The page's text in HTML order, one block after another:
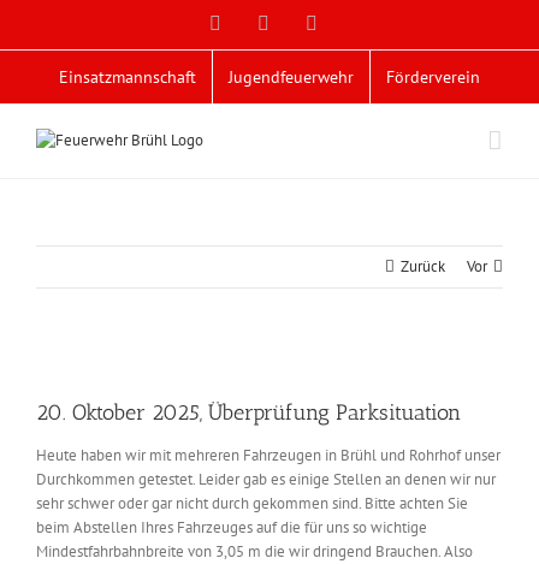
Facebook
Einsatzmannschaft Jugendfeuerwehr Förderverein
Zurück Vor
Bild
20. Oktober 2025, Überprüfung Parksituation
Heute haben wir mit mehreren Fahrzeugen in Brühl und Rohrhof unser
Durchkommen getestet. Leider gab es einige Stellen an denen wir nur
sehr schwer oder gar nicht durch gekommen sind. Bitte achten Sie
beim Abstellen Ihres Fahrzeuges auf die für uns so wichtige
Mindestfahrbahnbreite von 3,05 m die wir dringend Brauchen. Also